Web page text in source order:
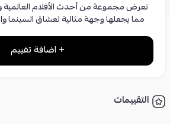
تعرض مجموعة من أحدث الأفلام العالمية
مما يجعلها وجهة مثالية لعشاق السينما
+ اضافة تقييم
التقييمات